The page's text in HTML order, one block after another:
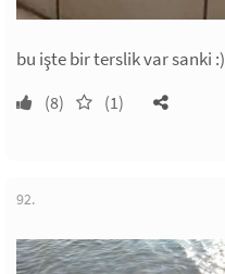
bu işte bir terslik var sanki :)
(8) (1)
92.